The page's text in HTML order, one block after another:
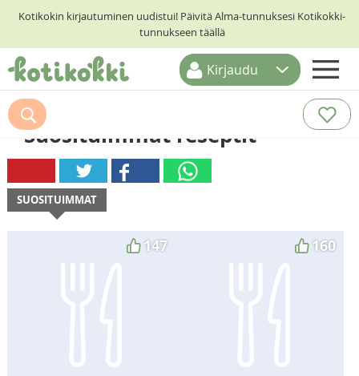
Kotikokin kirjautuminen uudistui! Päivitä Alma-tunnuksesi Kotikokki-
tunnukseen täällä
ETUSIVU
RESEPTIHAKU
RUOKATEEMAT
KESKUSTELUT
KOTIKOKIT
Kirjaudu
Suosituimmat reseptit
SUOSITUIMMAT
147 160